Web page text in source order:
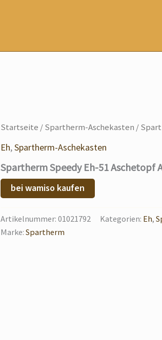
Startseite /Spartherm-Aschekasten /
Eh,Spartherm-Aschekasten
Spartherm Speedy Eh-51 Aschetopf
bei wamiso kaufen
Artikelnummer: 01021792 Kategorien: Eh,
Marke: Spartherm